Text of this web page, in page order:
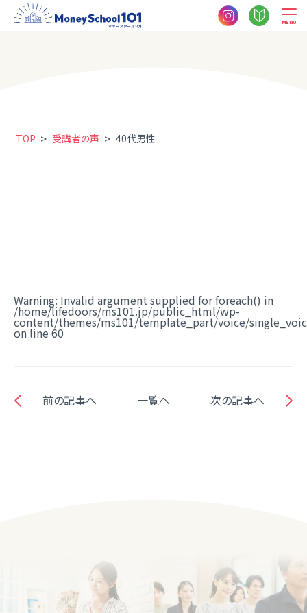
MENU
TOP > 受講者の声 > 40代男性
Warning: Invalid argument supplied for foreach() in
/home/lifedoors/ms101.jp/public_html/wp-
content/themes/ms101/template_part/voice/
on line 60
前の記事へ 一覧へ 次の記事へ